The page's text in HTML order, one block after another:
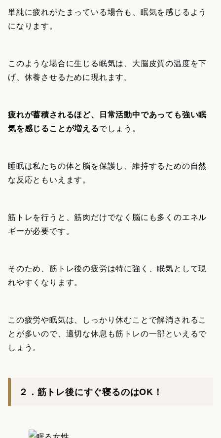
単純に疲れがたまっている場合も、眠気を感じるよう
になります。
このような場合に生じる眠気は、大脳皮質の温度を下
げ、休養させるために現れます。
疲れが蓄積されるほど、日常活動中であっても強い眠
気を感じることが増えるでしょう。
睡眠は私たちの体と脳を保護し、維持するための自然
な反応ともいえます。
筋トレを行うと、筋肉だけでなく脳にも多くのエネル
ギーが必要です。
そのため、筋トレ後の疲労は特に強く、眠気として現
れやすくなります。
この疲労や眠気は、しっかり休むことで解消されるこ
とが多いので、適切な休息も筋トレの一部といえるで
しょう。
２．筋トレ後にすぐ寝るのはOK！